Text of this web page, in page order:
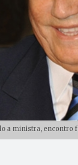
a ministra, encontro